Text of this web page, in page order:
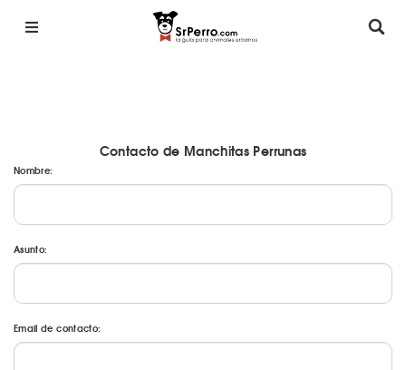
Contacto de Manchitas Perrunas
Nombre:
Asunto:
Email de contacto: